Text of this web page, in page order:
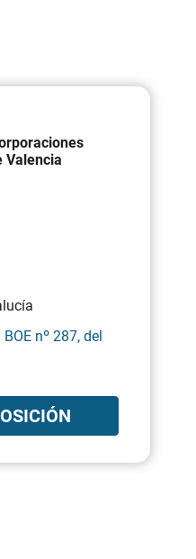
Valencia
BOE nº 287, del